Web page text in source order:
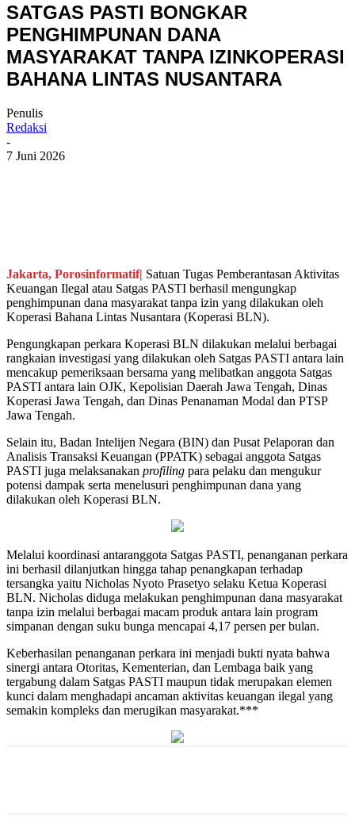
SATGAS PASTI BONGKAR
PENGHIMPUNAN DANA
MASYARAKAT TANPA IZINKOPERASI
BAHANA LINTAS NUSANTARA
Penulis
Redaksi
-
7 Juni 2026
Jakarta, Porosinformatif| Satuan Tugas Pemberantasan Aktivitas
Keuangan Ilegal atau Satgas PASTI berhasil mengungkap
penghimpunan dana masyarakat tanpa izin yang dilakukan oleh
Koperasi Bahana Lintas Nusantara (Koperasi BLN).
Pengungkapan perkara Koperasi BLN dilakukan melalui berbagai
rangkaian investigasi yang dilakukan oleh Satgas PASTI antara lain
mencakup pemeriksaan bersama yang melibatkan anggota Satgas
PASTI antara lain OJK, Kepolisian Daerah Jawa Tengah, Dinas
Koperasi Jawa Tengah, dan Dinas Penanaman Modal dan PTSP
Jawa Tengah.
Selain itu, Badan Intelijen Negara (BIN) dan Pusat Pelaporan dan
Analisis Transaksi Keuangan (PPATK) sebagai anggota Satgas
PASTI juga melaksanakan profiling para pelaku dan mengukur
potensi dampak serta menelusuri penghimpunan dana yang
dilakukan oleh Koperasi BLN.
Melalui koordinasi antaranggota Satgas PASTI, penanganan perkara
ini berhasil dilanjutkan hingga tahap penangkapan terhadap
tersangka yaitu Nicholas Nyoto Prasetyo selaku Ketua Koperasi
BLN. Nicholas diduga melakukan penghimpunan dana masyarakat
tanpa izin melalui berbagai macam produk antara lain program
simpanan dengan suku bunga mencapai 4,17 persen per bulan.
Keberhasilan penanganan perkara ini menjadi bukti nyata bahwa
sinergi antara Otoritas, Kementerian, dan Lembaga baik yang
tergabung dalam Satgas PASTI maupun tidak merupakan elemen
kunci dalam menghadapi ancaman aktivitas keuangan ilegal yang
semakin kompleks dan merugikan masyarakat.***